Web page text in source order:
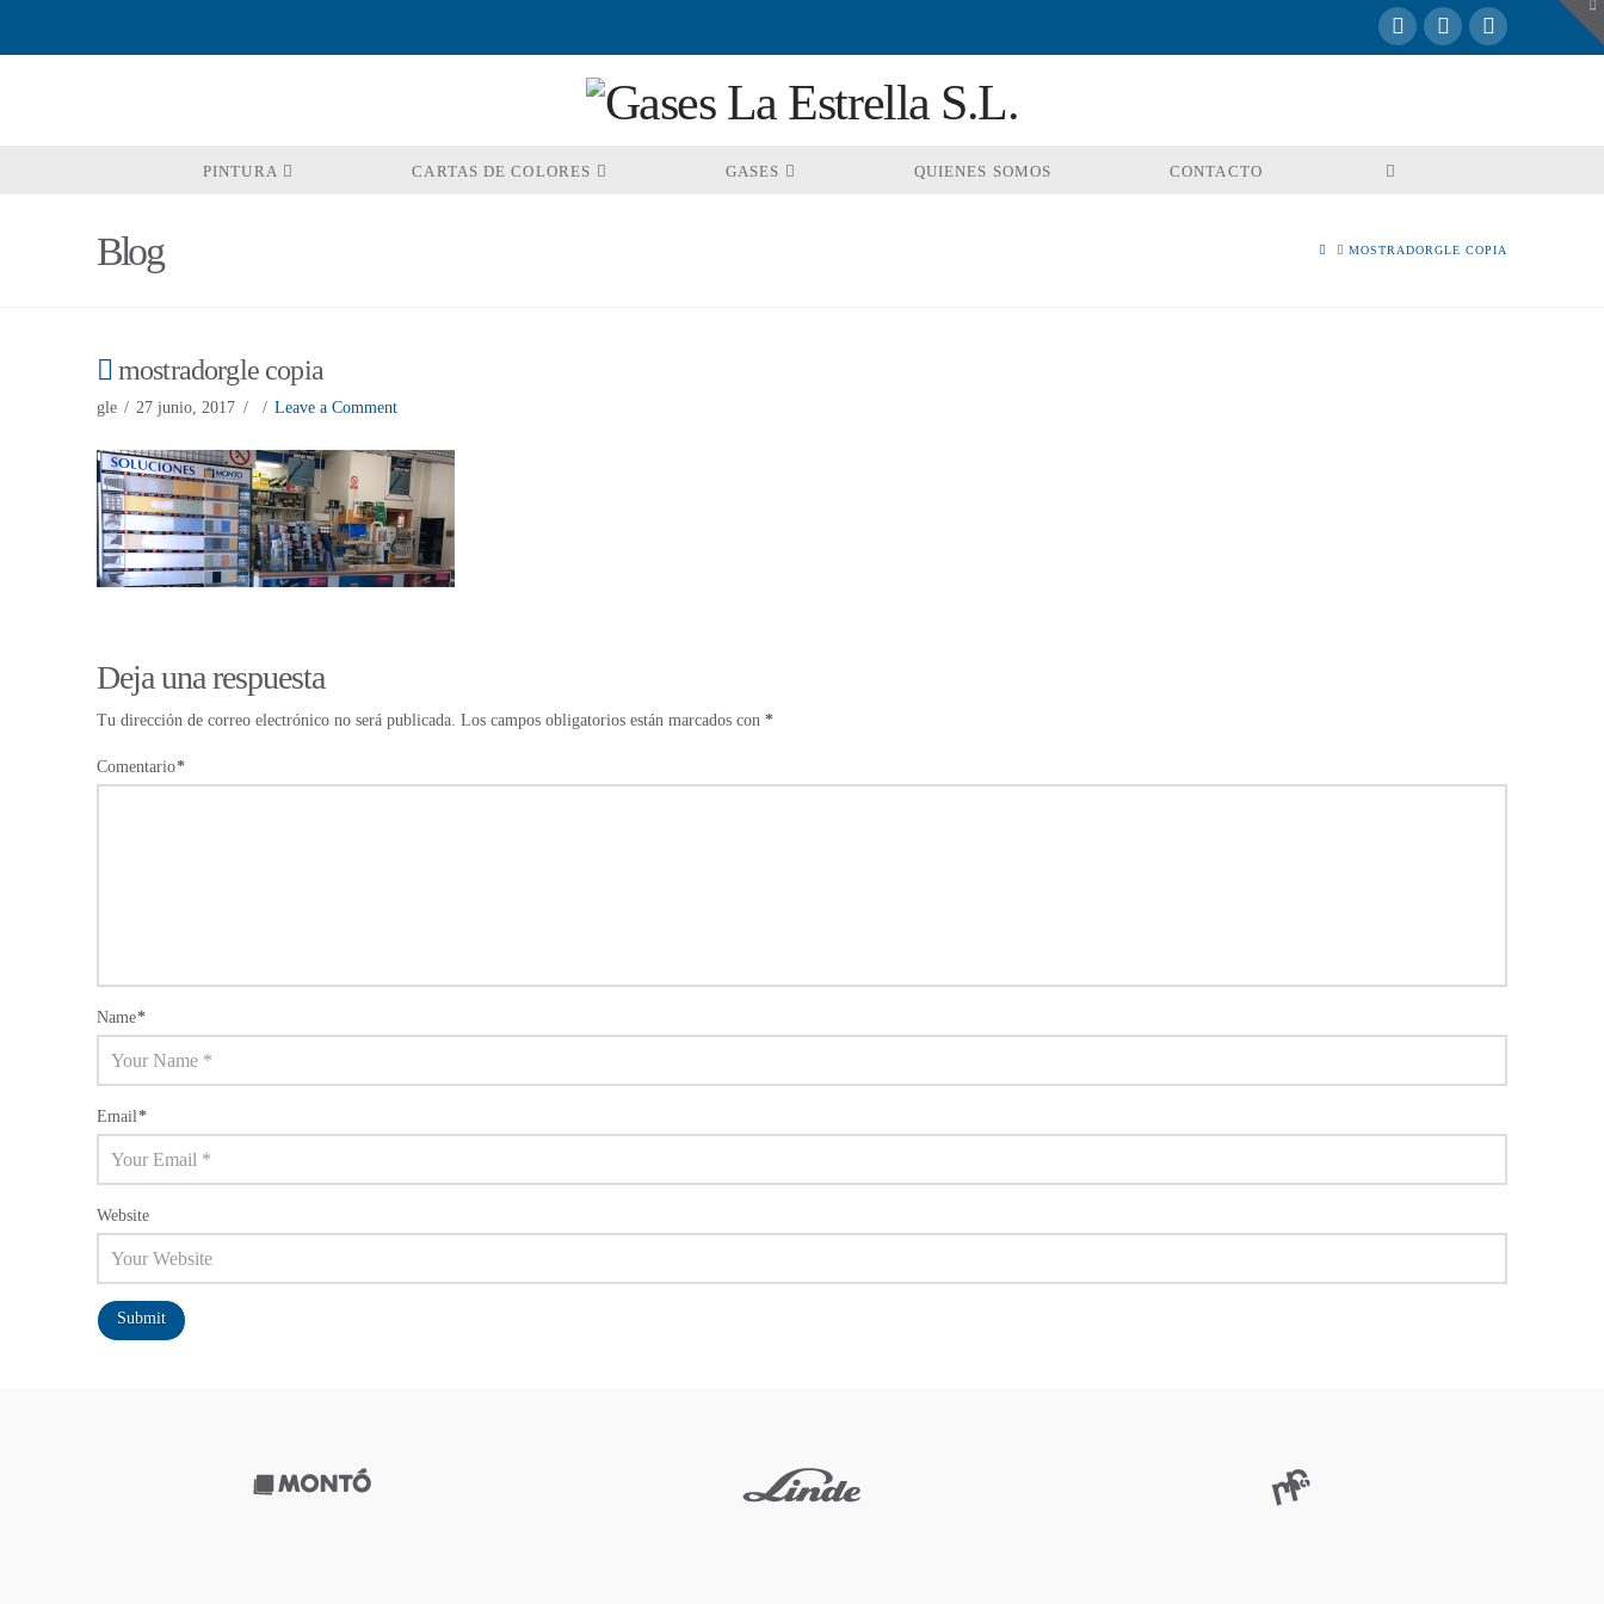
PINTURA CARTAS DE COLORES GASES QUIENES SOMOS CONTACTO
Blog HOMEMOSTRADORGLE COPIA
mostradorgle copia
gle 27 junio, 2017 Leave a Comment
Deja una respuesta
Tu dirección de correo electrónico no será publicada. Los campos obligatorios están marcados con *
Comentario*
Name*
Email*
Website